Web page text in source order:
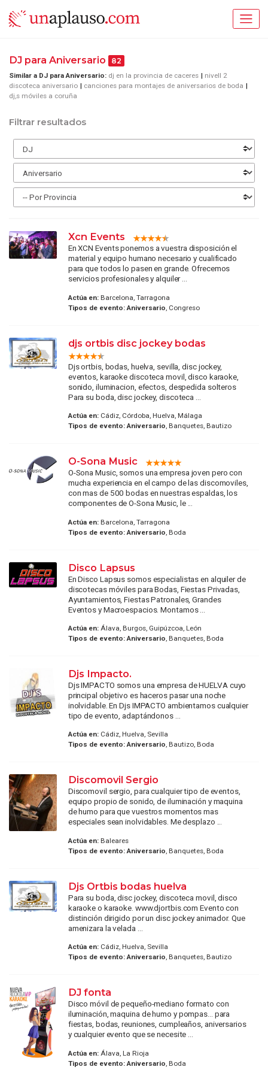
DJ para Aniversario 82
Similar a DJ para Aniversario: dj en la provincia de caceres
nivell 2
discoteca aniversario
canciones para montajes de aniversarios de boda
dj,s móviles a coruña
Filtrar resultados
Xcn Events
En XCN Events ponemos a vuestra disposición el
material y equipo humano necesario y cualificado
para que todos lo pasen en grande. Ofrecemos
servicios profesionales y alquiler ...
Actúa en:Barcelona, Tarragona
Tipos de evento: Aniversario, Congreso
djs ortbis disc jockey bodas
Djs ortbis, bodas, huelva, sevilla, disc jockey,
eventos, karaoke discoteca movil, disco karaoke,
sonido, iluminacion, efectos, despedida solteros
Para su boda, disc jockey, discoteca ...
Actúa en:Cádiz, Córdoba, Huelva, Málaga
Tipos de evento: Aniversario, Banquetes, Bautizo
O-Sona Music
O-Sona Music, somos una empresa joven pero con
mucha experiencia en el campo de las discomoviles,
con mas de 500 bodas en nuestras espaldas, los
componentes de O-Sona Music, le ...
Actúa en:Barcelona, Tarragona
Tipos de evento: Aniversario , Boda
Disco Lapsus
En Disco Lapsus somos especialistas en alquiler de
discotecas móviles para Bodas, Fiestas Privadas,
Ayuntamientos, Fiestas Patronales, Grandes
Eventos y Macroespacios. Montamos ...
Actúa en:Álava, Burgos, Guipúzcoa, León
Tipos de evento: Aniversario, Banquetes, Boda
Djs Impacto.
Djs IMPACTO somos una empresa de HUELVA cuyo
principal objetivo es haceros pasar una noche
inolvidable. En Djs IMPACTO ambientamos cualquier
tipo de evento, adaptándonos ...
Actúa en:Cádiz, Huelva, Sevilla
Tipos de evento: Aniversario, Bautizo, Boda
Discomovil Sergio
Discomovil sergio, para cualquier tipo de eventos,
equipo propio de sonido, de iluminación y maquina
de humo para que vuestros momentos mas
especiales sean inolvidables. Me desplazo ...
Actúa en:Baleares
Tipos de evento: Aniversario, Banquetes, Boda
Djs Ortbis bodas huelva
Para su boda, disc jockey, discoteca movil, disco
karaoke o karaoke. www.djortbis.com Evento con
distinción dirigido por un disc jockey animador. Que
amenizara la velada ...
Actúa en:Cádiz, Huelva, Sevilla
Tipos de evento: Aniversario, Banquetes, Bautizo
DJ fonta
Disco móvil de pequeño-mediano formato con
iluminación, maquina de humo y pompas... para
fiestas, bodas, reuniones, cumpleaños, aniversarios
y cualquier evento que se necesite ...
Actúa en:Álava, La Rioja
Tipos de evento: Aniversario , Boda